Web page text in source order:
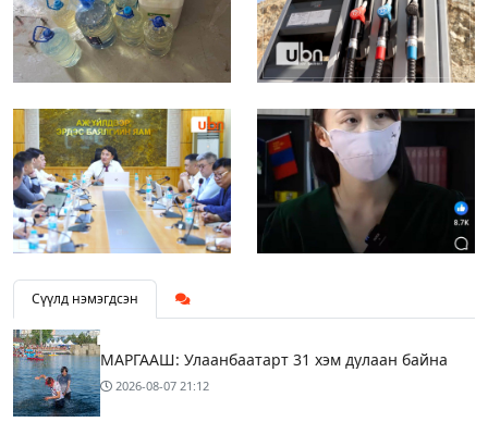
Сүүлд нэмэгдсэн
МАРГААШ: Улаанбаатарт 31 хэм дулаан байна
2026-08-07 21:12